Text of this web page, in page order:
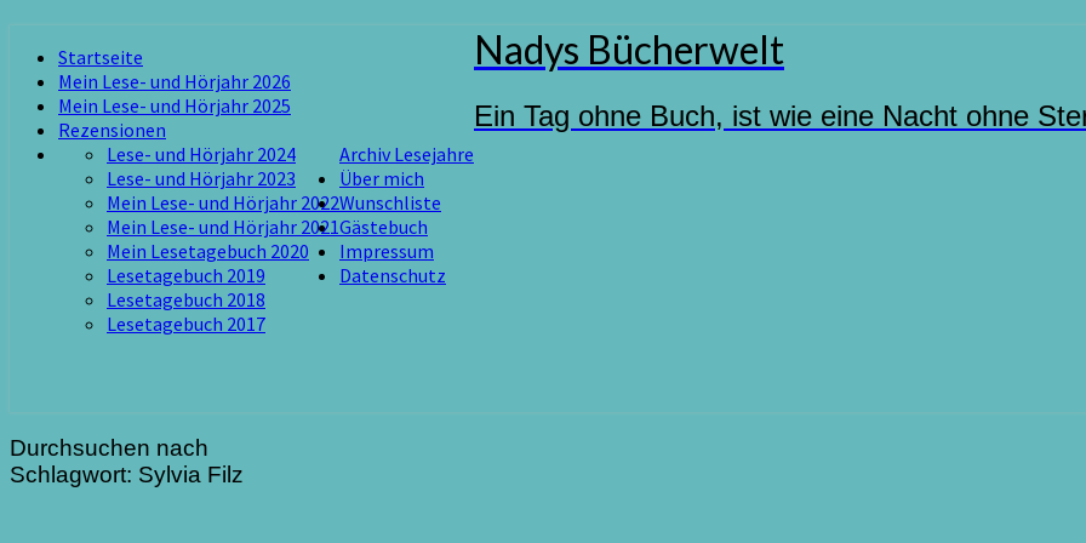
content
Startseite
Mein Lese- und Hörjahr 2026
Mein Lese- und Hörjahr 2025
Rezensionen
Archiv Lesejahre
Lese- und Hörjahr 2024
Lese- und Hörjahr 2023
Mein Lese- und Hörjahr 2022
Mein Lese- und Hörjahr 2021
Mein Lesetagebuch 2020
Lesetagebuch 2019
Lesetagebuch 2018
Lesetagebuch 2017
Über mich
Wunschliste
Gästebuch
Impressum
Datenschutz
Nadys Bücherwelt
Ein Tag ohne Buch, ist wie eine Nacht ohne
Durchsuchen nach
Schlagwort: Sylvia Filz